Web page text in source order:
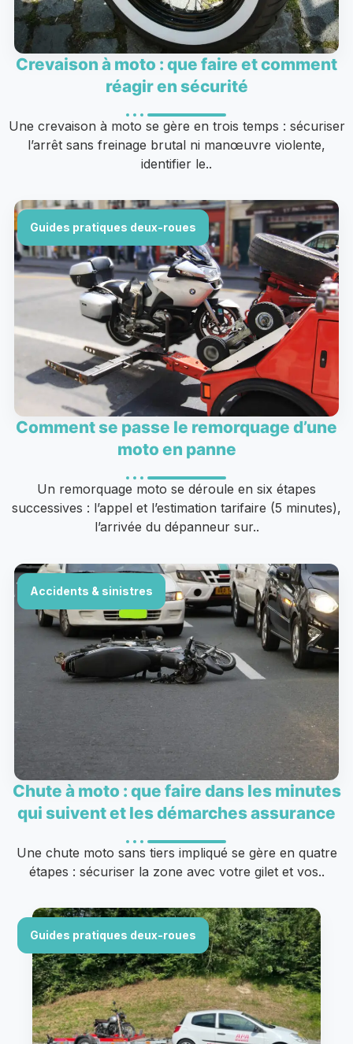
Crevaison à moto : que faire et comment
réagir en sécurité
Une crevaison à moto se gère en trois temps : sécuriser
l’arrêt sans freinage brutal ni manœuvre violente,
identifier le..
Guides pratiques deux-roues
Comment se passe le remorquage d’une
moto en panne
Un remorquage moto se déroule en six étapes
successives : l’appel et l’estimation tarifaire (5 minutes),
l’arrivée du dépanneur sur..
Accidents & sinistres
Chute à moto : que faire dans les minutes
qui suivent et les démarches assurance
Une chute moto sans tiers impliqué se gère en quatre
étapes : sécuriser la zone avec votre gilet et vos..
Guides pratiques deux-roues